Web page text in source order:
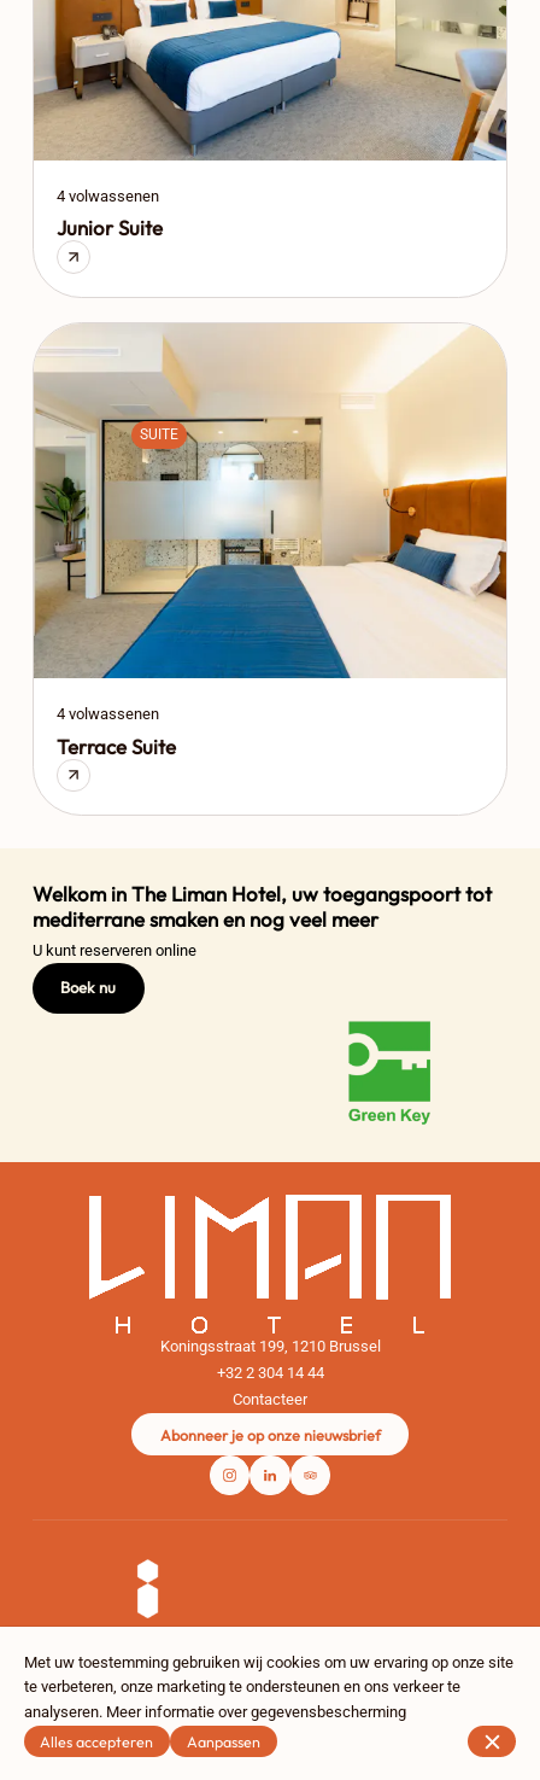
4 volwassenen
Junior Suite
SUITE
4 volwassenen
Terrace Suite
Welkom in The Liman Hotel, uw toegangspoort tot
mediterrane smaken en nog veel meer
U kunt reserveren online
Boek nu
Koningsstraat 199, 1210 Brussel
+32 2 304 14 44
Contacteer
Abonneer je op onze nieuwsbrief
© The Liman Hotel 2026
Legal notice
Gegevensbeschermingsbeleid
Gemaakt door CentralApp
Met uw toestemming gebruiken wij cookies om uw ervaring op onze site
te verbeteren, onze marketing te ondersteunen en ons verkeer te
analyseren. Meer informatie over gegevensbescherming
Alles accepteren Aanpassen